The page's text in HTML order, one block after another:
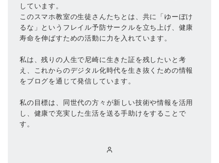
しています。
このスマホ教室の生徒さんたちとは、共に「ゆーぼけ
るな」というフレイル予防サークルを立ち上げ、健康
寿命を伸ばすための活動に力を入れています。
私は、残りの人生で尼崎に生きた証を残したいと考
え、これからのデジタル化時代を生き抜くための情報
をブログを通じて発信しています。
私の目標は、同世代の方々が新しい技術や情報を活用
し、健康で充実した生活を送る手助けをすることで
す。